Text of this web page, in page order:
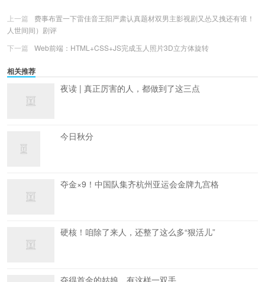
上一篇
费事布置一下雷佳音王阳严肃认真题材双男主影视剧又怂又拽还有谁！
人世间间）剧评
下一篇
Web前端：HTML+CSS+JS完成玉人照片3D立方体旋转
相关推荐
夜读 | 真正厉害的人，都做到了这三点
今日秋分
夺金×9！中国队集齐杭州亚运会金牌九宫格
硬核！咱除了来人，还整了这么多“狠活儿”
夺得首金的姑娘，有这样一双手……